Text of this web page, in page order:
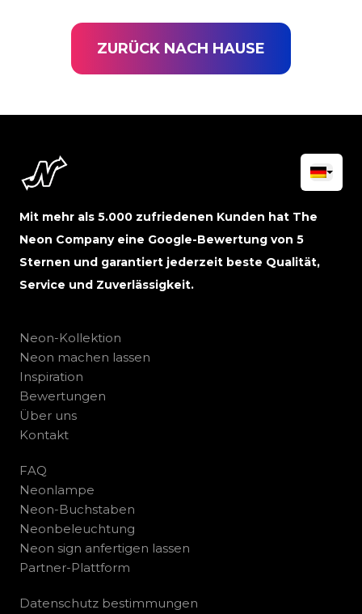
ZURÜCK NACH HAUSE
Mit mehr als 5.000 zufriedenen Kunden hat The
Neon Company eine Google-Bewertung von 5
Sternen und garantiert jederzeit beste Qualität,
Service und Zuverlässigkeit.
Neon-Kollektion
Neon machen lassen
Inspiration
Bewertungen
Über uns
Kontakt
FAQ
Neonlampe
Neon-Buchstaben
Neonbeleuchtung
Neon sign anfertigen lassen
Partner-Plattform
Datenschutz bestimmungen